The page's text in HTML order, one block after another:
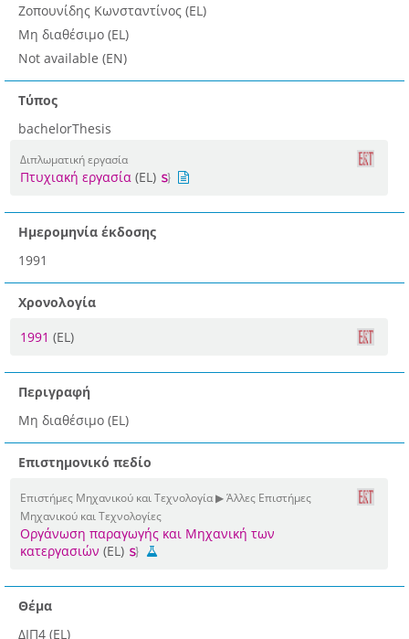
Ζοπουνίδης Κωνσταντίνος (EL)
Μη διαθέσιμο (EL)
Not available (EN)
Τύπος
bachelorThesis
Διπλωματική εργασία
Πτυχιακή εργασία (EL)
Ημερομηνία έκδοσης
1991
Χρονολογία
1991 (EL)
Περιγραφή
Μη διαθέσιμο (EL)
Επιστημονικό πεδίο
Επιστήμες Μηχανικού και Τεχνολογία ▶ Άλλες Επιστήμες
Μηχανικού και Τεχνολογίες
Οργάνωση παραγωγής και Μηχανική των
κατεργασιών (EL)
Θέμα
ΔΙΠ4 (EL)